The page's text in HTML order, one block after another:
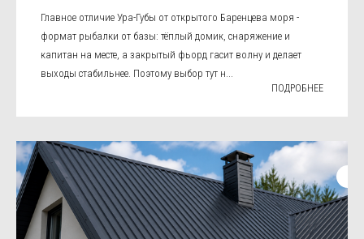
Главное отличие Ура-Губы от открытого Баренцева моря -
формат рыбалки от базы: тёплый домик, снаряжение и
капитан на месте, а закрытый фьорд гасит волну и делает
выходы стабильнее. Поэтому выбор тут н...
ПОДРОБНЕЕ